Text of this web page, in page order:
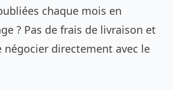
chaque mois en
? Pas de frais de livraison et
négocier directement avec le